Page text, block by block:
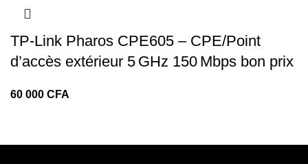
TP‑Link Pharos CPE605 – CPE/Point
d’accès extérieur 5 GHz 150 Mbps bon prix
CFA